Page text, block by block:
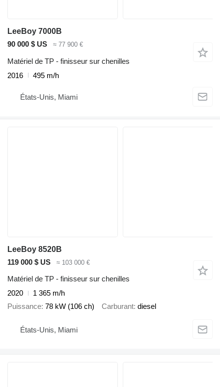
LeeBoy 7000B
90 000 $ US
≈ 77 900 €
Matériel de TP - finisseur sur chenilles
2016
495 m/h
États-Unis, Miami
LeeBoy 8520B
119 000 $ US
≈ 103 000 €
Matériel de TP - finisseur sur chenilles
2020
1 365 m/h
Puissance 78 kW (106 ch) Carburant diesel
États-Unis, Miami